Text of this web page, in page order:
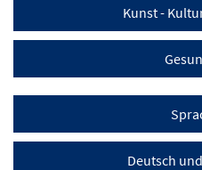
Kunst -
Deutsch